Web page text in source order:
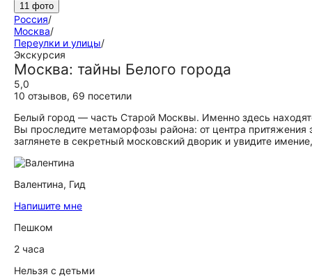
11 фото
Россия/
Москва/
Переулки и улицы/
Экскурсия
Москва: тайны Белого города
5,0
10 отзывов, 69 посетили
Белый город — часть Старой Москвы. Именно здесь
Вы проследите метаморфозы района: от центра
заглянете в секретный московский дворик и увидите
Валентина, Гид
Напишите мне
Пешком
2 часа
Нельзя с детьми